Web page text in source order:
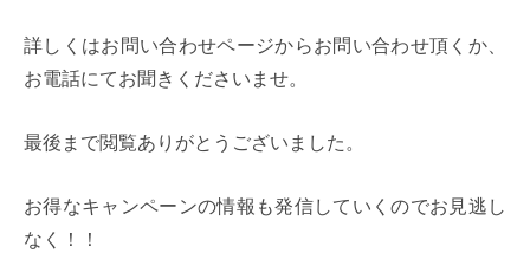
詳しくはお問い合わせページからお問い合わせ頂くか、
お電話にてお聞きくださいませ。
最後まで閲覧ありがとうございました。
お得なキャンペーンの情報も発信していくのでお見逃し
なく！！